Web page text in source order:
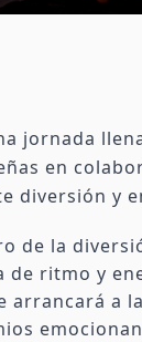
jornada
en
diversión y
de la
ritmo y
a